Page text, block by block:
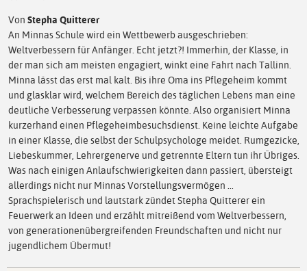
Von Stepha Quitterer
An Minnas Schule wird ein Wettbewerb ausgeschrieben:
Weltverbessern für Anfänger. Echt jetzt?! Immerhin, der Klasse, in
der man sich am meisten engagiert, winkt eine Fahrt nach Tallinn.
Minna lässt das erst mal kalt. Bis ihre Oma ins Pflegeheim kommt
und glasklar wird, welchem Bereich des täglichen Lebens man eine
deutliche Verbesserung verpassen könnte. Also organisiert Minna
kurzerhand einen Pflegeheimbesuchsdienst. Keine leichte Aufgabe
in einer Klasse, die selbst der Schulpsychologe meidet. Rumgezicke,
Liebeskummer, Lehrergenerve und getrennte Eltern tun ihr Übriges.
Was nach einigen Anlaufschwierigkeiten dann passiert, übersteigt
allerdings nicht nur Minnas Vorstellungsvermögen ...
Sprachspielerisch und lautstark zündet Stepha Quitterer ein
Feuerwerk an Ideen und erzählt mitreißend vom Weltverbessern,
von generationenübergreifenden Freundschaften und nicht nur
jugendlichem Übermut!